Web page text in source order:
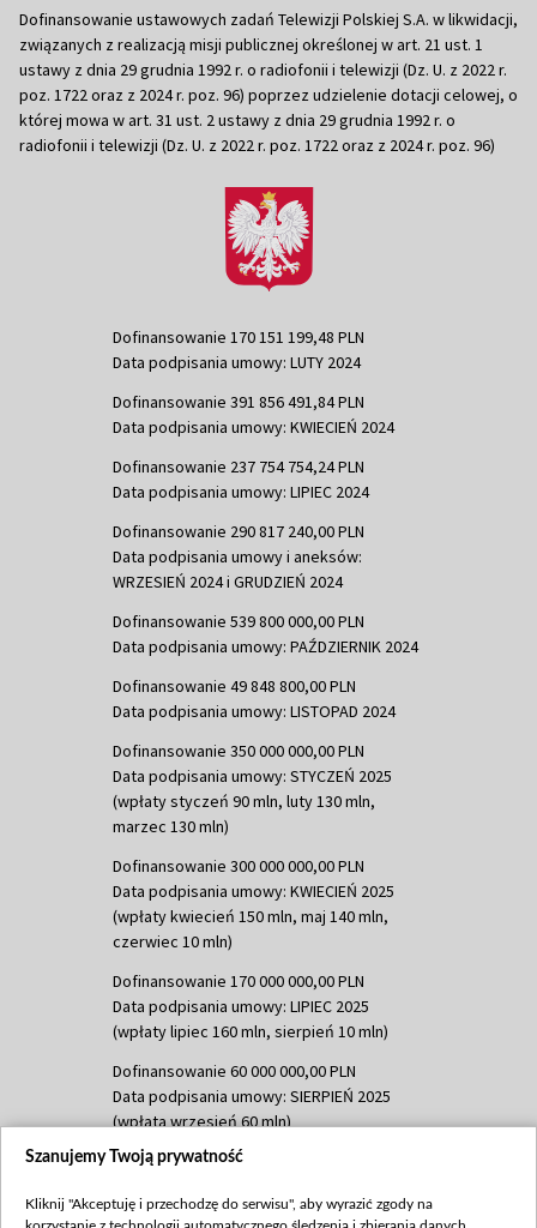
Dofinansowanie ustawowych zadań Telewizji Polskiej S.A. w likwidacji,
związanych z realizacją misji publicznej określonej w art. 21 ust. 1
ustawy z dnia 29 grudnia 1992 r. o radiofonii i telewizji (Dz. U. z 2022 r.
poz. 1722 oraz z 2024 r. poz. 96) poprzez udzielenie dotacji celowej, o
której mowa w art. 31 ust. 2 ustawy z dnia 29 grudnia 1992 r. o
radiofonii i telewizji (Dz. U. z 2022 r. poz. 1722 oraz z 2024 r. poz. 96)
Dofinansowanie 170 151 199,48 PLN
Data podpisania umowy: LUTY 2024
Dofinansowanie 391 856 491,84 PLN
Data podpisania umowy: KWIECIEŃ 2024
Dofinansowanie 237 754 754,24 PLN
Data podpisania umowy: LIPIEC 2024
Dofinansowanie 290 817 240,00 PLN
Data podpisania umowy i aneksów:
WRZESIEŃ 2024 i GRUDZIEŃ 2024
Dofinansowanie 539 800 000,00 PLN
Data podpisania umowy: PAŹDZIERNIK 2024
Dofinansowanie 49 848 800,00 PLN
Data podpisania umowy: LISTOPAD 2024
Dofinansowanie 350 000 000,00 PLN
Data podpisania umowy: STYCZEŃ 2025
(wpłaty styczeń 90 mln, luty 130 mln,
marzec 130 mln)
Dofinansowanie 300 000 000,00 PLN
Data podpisania umowy: KWIECIEŃ 2025
(wpłaty kwiecień 150 mln, maj 140 mln,
czerwiec 10 mln)
Dofinansowanie 170 000 000,00 PLN
Data podpisania umowy: LIPIEC 2025
(wpłaty lipiec 160 mln, sierpień 10 mln)
Dofinansowanie 60 000 000,00 PLN
Data podpisania umowy: SIERPIEŃ 2025
(wpłata wrzesień 60 mln)
Dofinansowanie 635 783 051,21 PLN
(wpłata wrzesień 100 mln, październik 350
Szanujemy Twoją prywatność
Kliknij "Akceptuję i przechodzę do serwisu", aby wyrazić zgody na